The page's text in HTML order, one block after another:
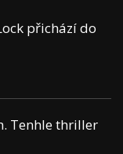
přichází do
Tenhle thriller